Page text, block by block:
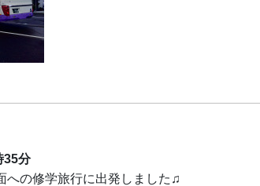
35分
の修学旅行に出発しました♫